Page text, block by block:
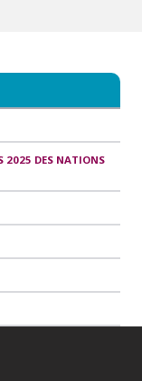
2025 DES NATIONS